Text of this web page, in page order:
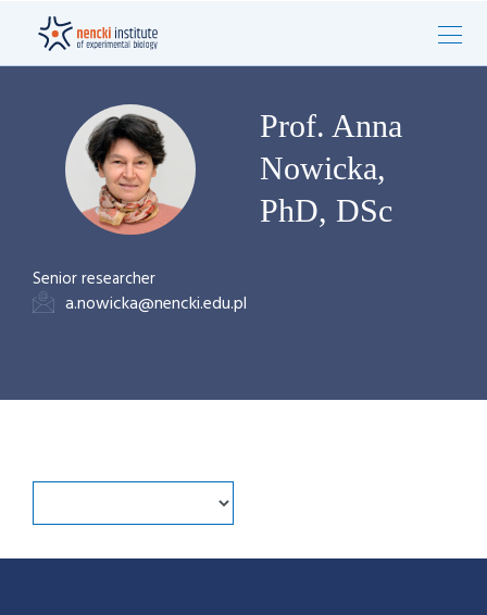
Prof. Anna
Nowicka,
PhD, DSc
Senior researcher
a.nowicka@nencki.edu.pl